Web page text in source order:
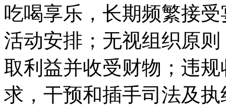
吃喝享乐，长期频繁接
活动安排；无视组织原
取利益并收受财物；违
求，干预和插手司法及